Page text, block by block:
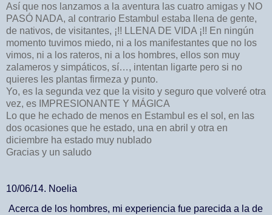
Así que nos lanzamos a la aventura las cuatro amigas y NO
PASÓ NADA, al contrario Estambul estaba llena de gente,
de nativos, de visitantes, ¡!! LLENA DE VIDA ¡!! En ningún
momento tuvimos miedo, ni a los manifestantes que no los
vimos, ni a los rateros, ni a los hombres, ellos son muy
zalameros y simpáticos, sí…, intentan ligarte pero si no
quieres les plantas firmeza y punto.
Yo, es la segunda vez que la visito y seguro que volveré otra
vez, es IMPRESIONANTE Y MÁGICA
Lo que he echado de menos en Estambul es el sol, en las
dos ocasiones que he estado, una en abril y otra en
diciembre ha estado muy nublado
Gracias y un saludo
10/06/14. Noelia
Acerca de los hombres, mi experiencia fue parecida a la de